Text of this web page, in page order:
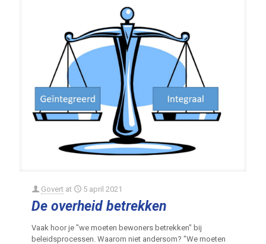
Govert at 5 april 2021
De overheid betrekken
Vaak hoor je "we moeten bewoners betrekken" bij
beleidsprocessen. Waarom niet andersom? "We moeten